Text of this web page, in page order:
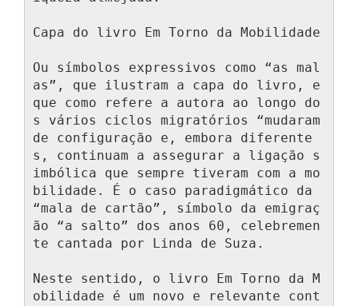
Capa do livro Em Torno da Mobilidade
Ou símbolos expressivos como “as mal
as”, que ilustram a capa do livro, e
que como refere a autora ao longo do
s vários ciclos migratórios “mudaram
de configuração e, embora diferente
s, continuam a assegurar a ligação s
imbólica que sempre tiveram com a mo
bilidade. É o caso paradigmático da
“mala de cartão”, símbolo da emigraç
ão “a salto” dos anos 60, celebremen
te cantada por Linda de Suza.
Neste sentido, o livro Em Torno da M
obilidade é um novo e relevante cont